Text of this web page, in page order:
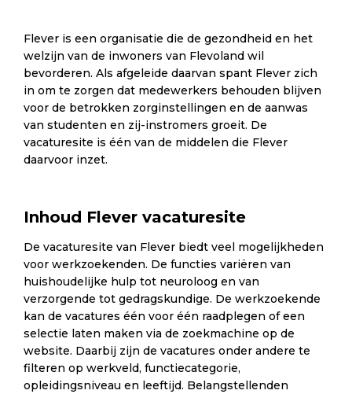
Flever is een organisatie die de gezondheid en het
welzijn van de inwoners van Flevoland wil
bevorderen. Als afgeleide daarvan spant Flever zich
in om te zorgen dat medewerkers behouden blijven
voor de betrokken zorginstellingen en de aanwas
van studenten en zij-instromers groeit. De
vacaturesite is één van de middelen die Flever
daarvoor inzet.
Inhoud Flever vacaturesite
De vacaturesite van Flever biedt veel mogelijkheden
voor werkzoekenden. De functies variëren van
huishoudelijke hulp tot neuroloog en van
verzorgende tot gedragskundige. De werkzoekende
kan de vacatures één voor één raadplegen of een
selectie laten maken via de zoekmachine op de
website. Daarbij zijn de vacatures onder andere te
filteren op werkveld, functiecategorie,
opleidingsniveau en leeftijd. Belangstellenden